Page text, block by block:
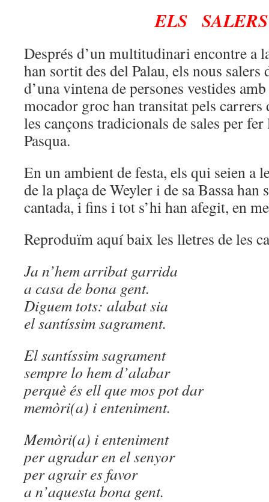
ELS
Després d’un multitudinari encontre a
han sortit des del Palau, els nous
d’una vintena de persones vestides
mocador groc han transitat pels carrers
les cançons tradicionals de sales per
Pasqua.
En un ambient de festa, els qui seien a
de la plaça de Weyler i de sa Bassa han
cantada, i fins i tot s’hi han afegit, en
Reproduïm aquí baix les lletres de les
Ja n’hem arribat garrida
a casa de bona gent.
Diguem tots: alabat sia
el santíssim sagrament.
El santíssim sagrament
sempre lo hem d’alabar
perquè és ell que mos pot dar
memòri(a) i enteniment.
Memòri(a) i enteniment
per agradar en el senyor
per agrair es favor
a n’aquesta bona gent.